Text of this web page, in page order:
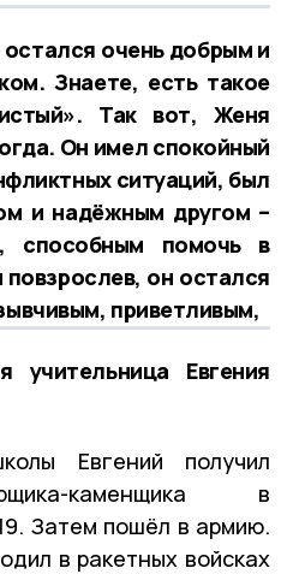
очень добрым и
Знаете, есть такое
Так вот, Женя
Он имел спокойный
ситуаций, был
и надёжным другом –
способным помочь в
он остался
приветливым,
учительница Евгения
Евгений получил
каменщика в
Затем пошёл в армию.
в ракетных войсках